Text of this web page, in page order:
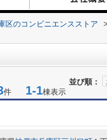
区のコンビニエンスストア >
並び順：
件 1-1棟表示